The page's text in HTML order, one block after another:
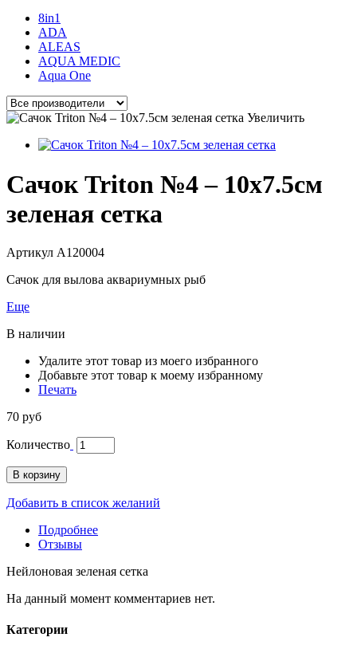
8in1
ADA
ALEAS
AQUA MEDIC
Aqua One
Увеличить
Сачок Triton №4 – 10x7.5см
зеленая сетка
Артикул A120004
Сачок для вылова аквариумных рыб
Еще
В наличии
Удалите этот товар из моего избранного
Добавьте этот товар к моему избранному
Печать
70 руб
Количество
В корзину
Добавить в список желаний
Подробнее
Отзывы
Нейлоновая зеленая сетка
На данный момент комментариев нет.
Категории